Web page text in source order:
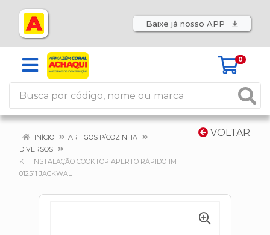
Baixe já nosso APP
0
VOLTAR
INÍCIO
ARTIGOS P/COZINHA
DIVERSOS
KIT INSTALAÇÃO COOKTOP APERTO RÁPIDO 1M
012511 JACKWAL